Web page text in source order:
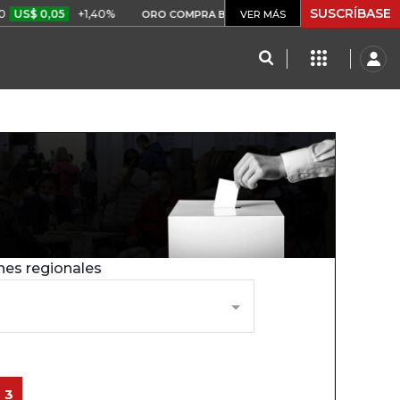
0,05 +1,40% ORO COMPRA BANCO DE LA REPÚBLICA $
VER MÁS SUSCRÍBASE
regionales
3